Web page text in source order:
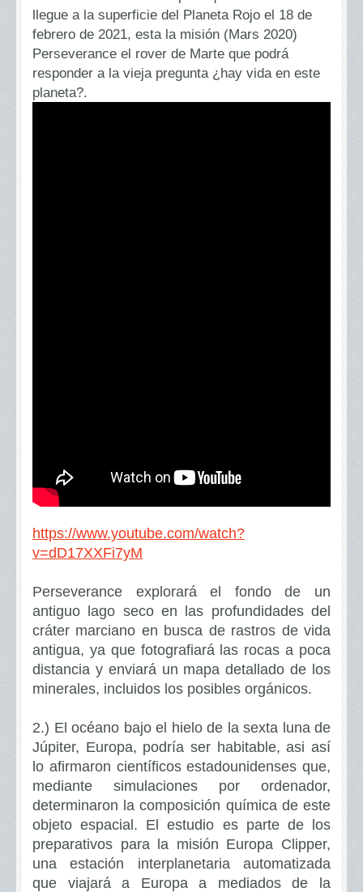
llegue a la superficie del Planeta Rojo el 18 de
febrero de 2021, esta la misión (Mars 2020)
Perseverance el rover de Marte que podrá
responder a la vieja pregunta ¿hay vida en este
planeta?.
https://www.youtube.com/watch?
v=dD17XXFi7yM
Perseverance explorará el fondo de un
antiguo lago seco en las profundidades del
cráter marciano en busca de rastros de vida
antigua, ya que fotografiará las rocas a poca
distancia y enviará un mapa detallado de los
minerales, incluidos los posibles orgánicos.
2.) El océano bajo el hielo de la sexta luna de
Júpiter, Europa, podría ser habitable, asi así
lo afirmaron científicos estadounidenses que,
mediante simulaciones por ordenador,
determinaron la composición química de este
objeto espacial. El estudio es parte de los
preparativos para la misión Europa Clipper,
una estación interplanetaria automatizada
que viajará a Europa a mediados de la